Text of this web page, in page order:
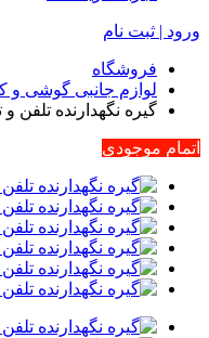
ورود | ثبت نام
فروشگاه
لوازم جانبی گوشی و
گیره نگهدارنده
اتمام موجودی